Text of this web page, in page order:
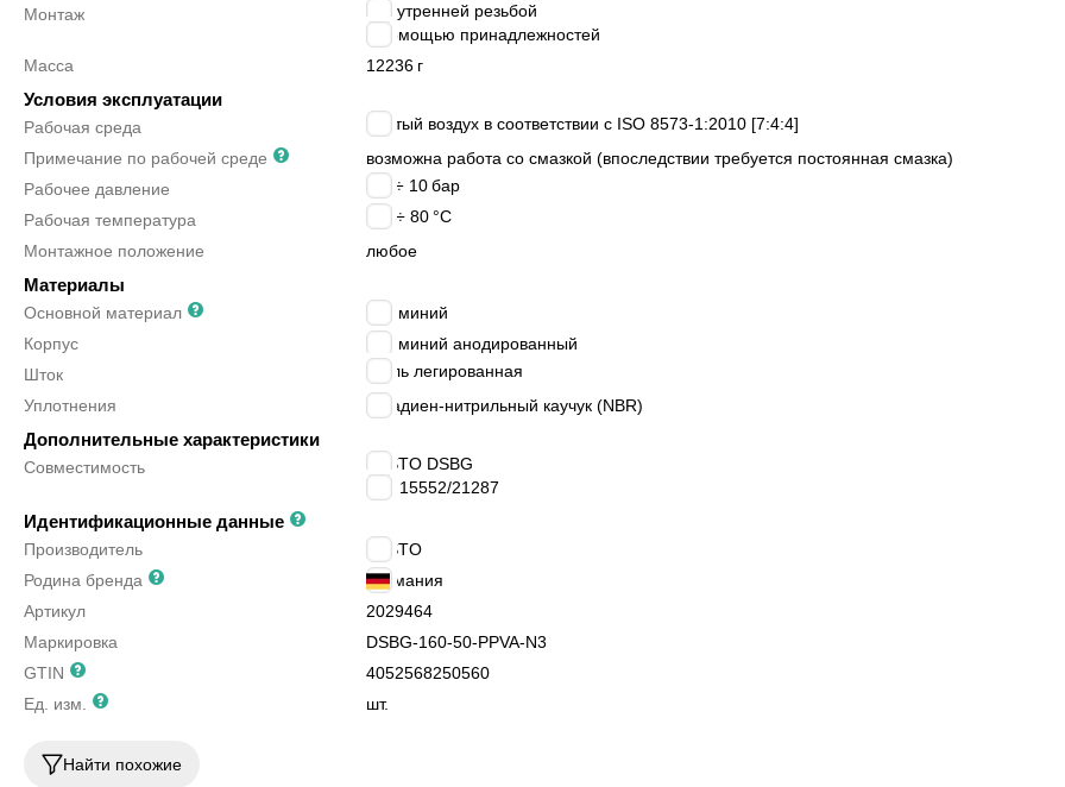
Монтаж
с внутренней резьбой
с помощью принадлежностей
Масса
12236 г
Условия эксплуатации
Рабочая среда
сжатый воздух в соответствии с ISO 8573-1:2010 [7:4:4]
Примечание по рабочей среде
возможна работа со смазкой (впоследствии требуется постоянная смазка)
Рабочее давление
0.6 ÷ 10бар
Рабочая температура
-20 ÷ 80 °C
Монтажное положение
любое
Материалы
Основной материал
алюминий
Корпус
алюминий анодированный
Шток
сталь легированная
Уплотнения
бутадиен-нитрильный каучук (NBR)
Дополнительные характеристики
Совместимость
FESTO DSBG
ISO 15552/21287
Идентификационные данные
Производитель
FESTO
Родина бренда
Германия
Артикул
2029464
Маркировка
DSBG-160-50-PPVA-N3
GTIN
4052568250560
Ед. изм.
шт.
Найти похожие